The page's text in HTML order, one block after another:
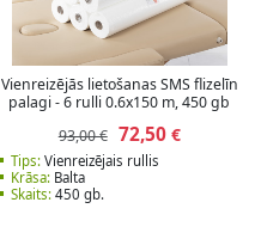
Vienreizējās lietošanas SMS flizelīn
palagi - 6 rulli 0.6x150 m, 450 gb
93,00 € 72,50€
Tips: Vienreizējais rullis
Krāsa: Balta
Skaits: 450 gb.